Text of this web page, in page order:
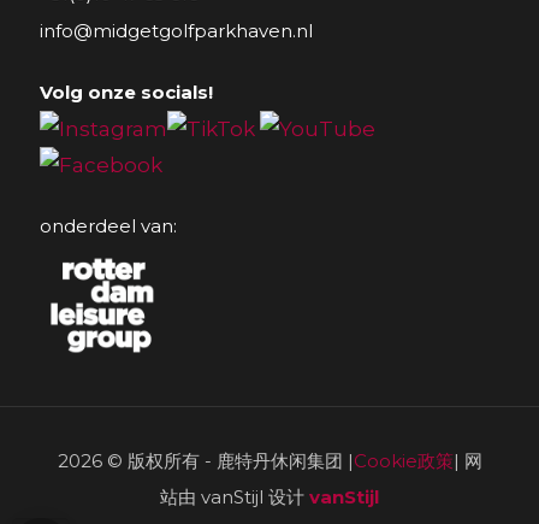
info@midgetgolfparkhaven.nl
Volg onze socials!
onderdeel van:
2026 © 版权所有 - 鹿特丹休闲集团 |Cookie政策| 网
站由 vanStijl 设计 vanStijl